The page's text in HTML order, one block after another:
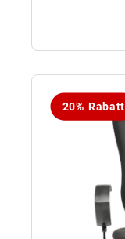
20% Rabatt